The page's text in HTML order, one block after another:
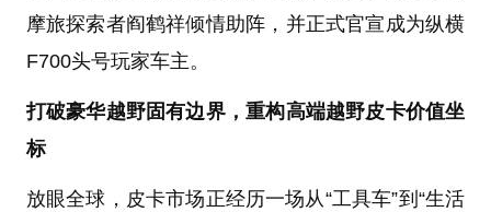
摩旅探索者阎鹤祥倾情助阵，并正式官宣成为纵横
F700头号玩家车主。
打破豪华越野固有边界，重构高端越野皮卡价值坐
标
放眼全球，皮卡市场正经历一场从“工具车”到“生活